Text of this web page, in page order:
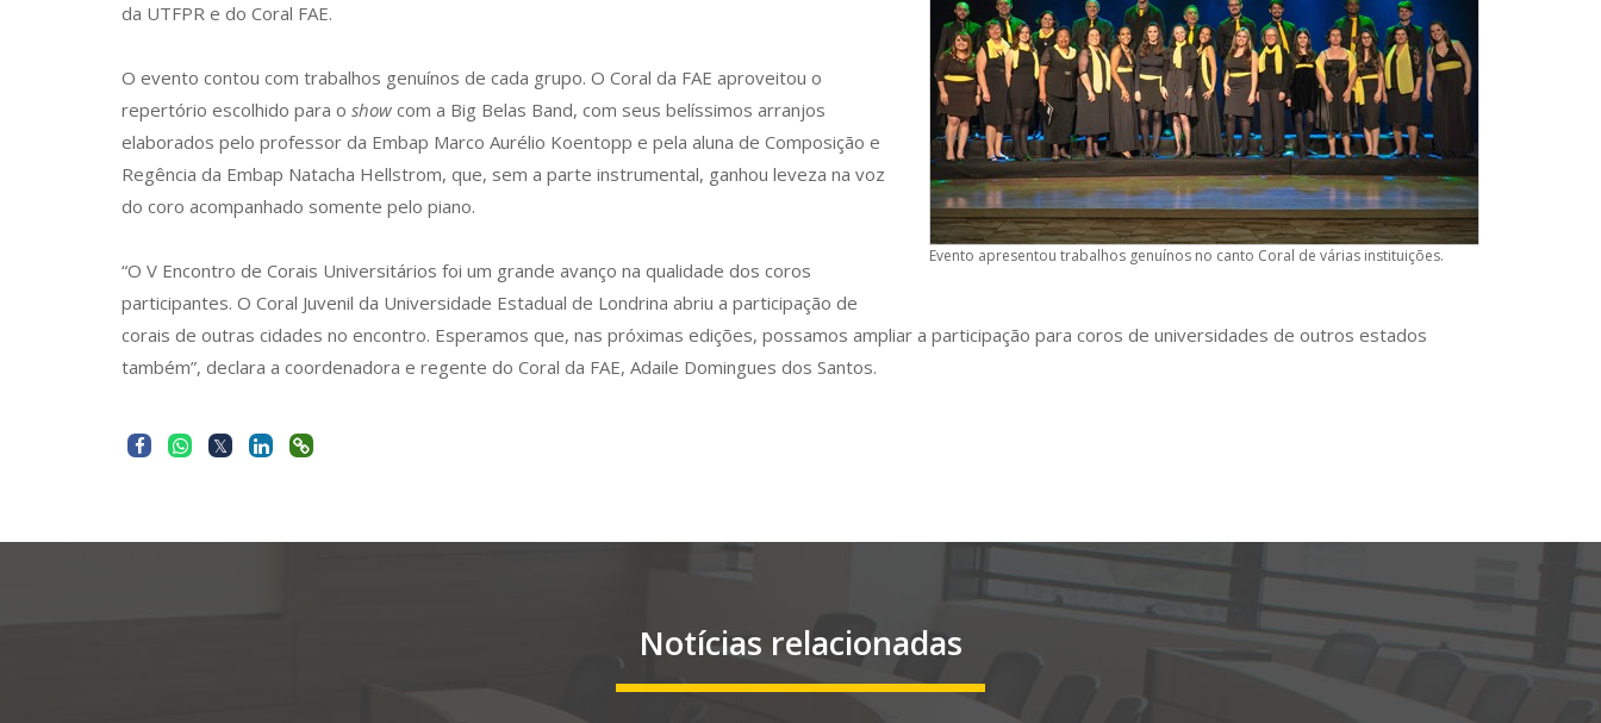
Evento apresentou trabalhos genuínos no canto Coral de várias instituições.
da UTFPR e do Coral FAE.
O evento contou com trabalhos genuínos de cada grupo. O Coral da FAE aproveitou o
repertório escolhido para o show com a Big Belas Band, com seus belíssimos arranjos
elaborados pelo professor da Embap Marco Aurélio Koentopp e pela aluna de Composição e
Regência da Embap Natacha Hellstrom, que, sem a parte instrumental, ganhou leveza na voz
do coro acompanhado somente pelo piano.
“O V Encontro de Corais Universitários foi um grande avanço na qualidade dos coros
participantes. O Coral Juvenil da Universidade Estadual de Londrina abriu a participação de
corais de outras cidades no encontro. Esperamos que, nas próximas edições, possamos ampliar a participação para coros de universidades de outros estados
também”, declara a coordenadora e regente do Coral da FAE, Adaile Domingues dos Santos.
Notícias relacionadas